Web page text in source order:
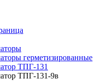
герметизированные
ТПГ-131
ТПГ-131-9в